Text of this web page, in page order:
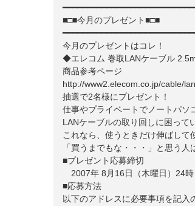
■□■今月のプレゼント■□■
今月のプレゼントはコレ！
◆エレコム 巻取LANケーブル
商品参考ページ
http://www2.elecom.co.jp/cable/
抽選で2名様にプレゼント！
仕事やプライベートでノートパソ
LANケーブルの取り回しに困って
これなら、使うときだけ伸ばして
「買うまでもな・・・」と思う
■プレゼント応募締切
2007年 8月16日（木曜日）24時
■応募方法
以下のアドレスに必要事項を記入